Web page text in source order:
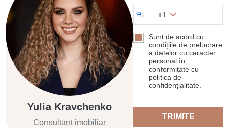
Yulia Kravchenko
Consultant imobiliar
+1
Sunt de acord cu
condițiile de prelucrare
a datelor cu caracter
personal în
conformitate cu
politica de
confidențialitate.
TRIMITE